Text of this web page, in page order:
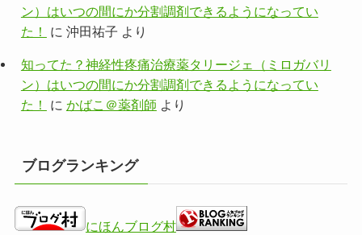
ン）はいつの間にか分割調剤できるようになってい
た！
に 沖田祐子 より
知ってた？神経性疼痛治療薬タリージェ（ミロガバリ
ン）はいつの間にか分割調剤できるようになってい
た！
に かばこ＠薬剤師 より
ブログランキング
にほんブログ村